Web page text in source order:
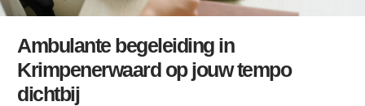
Ambulante begeleiding in
Krimpenerwaard op jouw tempo
dichtbij